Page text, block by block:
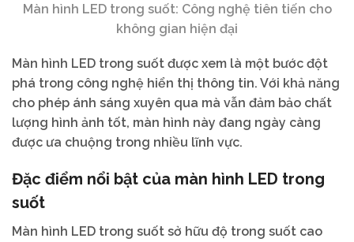
Màn hình LED trong suốt: Công nghệ tiên tiến cho
không gian hiện đại
Màn hình LED trong suốt được xem là một bước đột
phá trong công nghệ hiển thị thông tin. Với khả năng
cho phép ánh sáng xuyên qua mà vẫn đảm bảo chất
lượng hình ảnh tốt, màn hình này đang ngày càng
được ưa chuộng trong nhiều lĩnh vực.
Đặc điểm nổi bật của màn hình LED trong
suốt
Màn hình LED trong suốt sở hữu độ trong suốt cao